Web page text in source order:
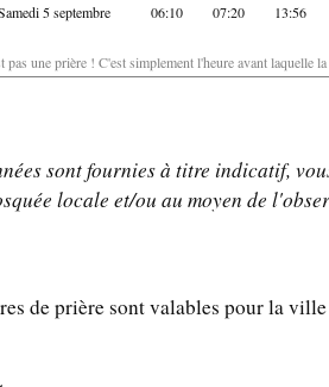
5 septembre 06:10 07:20 13:56
une prière ! C'est simplement l'heure avant laquelle
sont fournies à titre indicatif,
locale et/ou au moyen de
de prière sont valables pour la